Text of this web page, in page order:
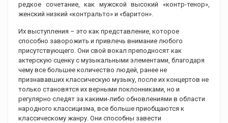
редкое сочетание, как мужской высокий «контр-тенор»,
женский низкий «контральто» и «баритон».
Их выступления – это как представление, которое
способно заворожить и привлечь внимание любого
присутствующего. Они свой вокал преподносят как
актерскую сценку с музыкальными элементами, благодаря
чему все большее количество людей, ранее не
признававших классическую музыку, после их концертов не
только становятся их верными поклонниками, но и
регулярно следят за какими-либо обновлениями в области
народного классицизма, все больше приобщаются к
классическому жанру. Они способны завести